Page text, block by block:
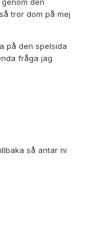
den
tror dom på mej
på den spelsida
fråga jag
så antar ni